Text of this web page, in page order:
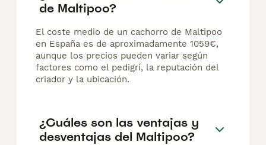
de Maltipoo?
El coste medio de un cachorro de Maltipoo
en España es de aproximadamente 1059€,
aunque los precios pueden variar según
factores como el pedigrí, la reputación del
criador y la ubicación.
¿Cuáles son las ventajas y
desventajas del Maltipoo?